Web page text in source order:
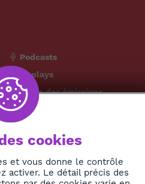
Podcasts
Replays
Grille des émissions
The African
News Hub
cookies
et vous donne le contrôle
activer. Le détail précis des